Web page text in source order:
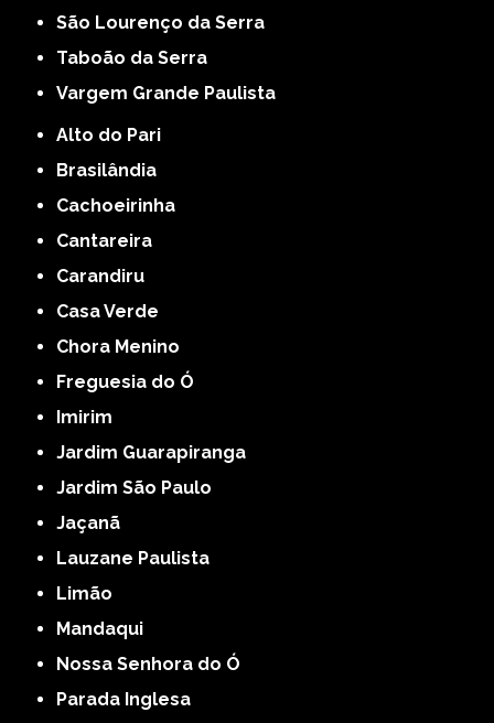
São Lourenço da Serra
Taboão da Serra
Vargem Grande Paulista
Alto do Pari
Brasilândia
Cachoeirinha
Cantareira
Carandiru
Casa Verde
Chora Menino
Freguesia do Ó
Imirim
Jardim Guarapiranga
Jardim São Paulo
Jaçanã
Lauzane Paulista
Limão
Mandaqui
Nossa Senhora do Ó
Parada Inglesa